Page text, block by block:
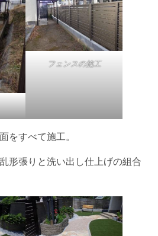
フェンスの施工
をすべて施工。
形張りと洗い出し仕上げの組合